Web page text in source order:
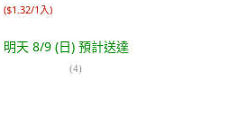
($1.32/1入)
明天 8/9 (日) 預計送達
(4)